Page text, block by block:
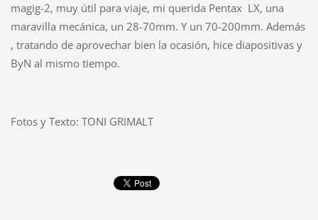
magig-2, muy útil para viaje, mi querida Pentax LX, una
maravilla mecánica, un 28-70mm. Y un 70-200mm. Además
, tratando de aprovechar bien la ocasión, hice diapositivas y
ByN al mismo tiempo.
Fotos y Texto: TONI GRIMALT